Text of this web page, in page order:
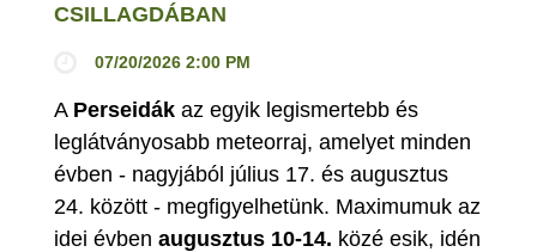
CSILLAGDÁBAN
07/20/2026 2:00 PM
A Perseidák az egyik legismertebb és
leglátványosabb meteorraj, amelyet minden
évben - nagyjából július 17. és augusztus
24. között - megfigyelhetünk. Maximumuk az
idei évben augusztus 10-14. közé esik, idén